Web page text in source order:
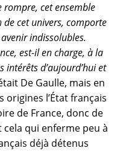
rompre, cet ensemble
cet univers, comporte
indissolubles.
est-il en charge, à la
intérêts d’aujourd’hui et
De Gaulle, mais en
origines l’État français
de France, donc de
cela qui enferme peu à
déjà détenus